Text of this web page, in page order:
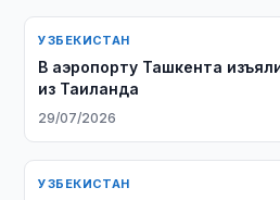
УЗБЕКИСТАН
В аэропорту Ташкента
из Таиланда
29/07/2026
УЗБЕКИСТАН